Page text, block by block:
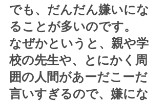
でも、だんだん嫌いにな
ることが多いのです。
なぜかというと、親や学
校の先生や、とにかく周
囲の人間があーだこーだ
言いすぎるので、嫌にな